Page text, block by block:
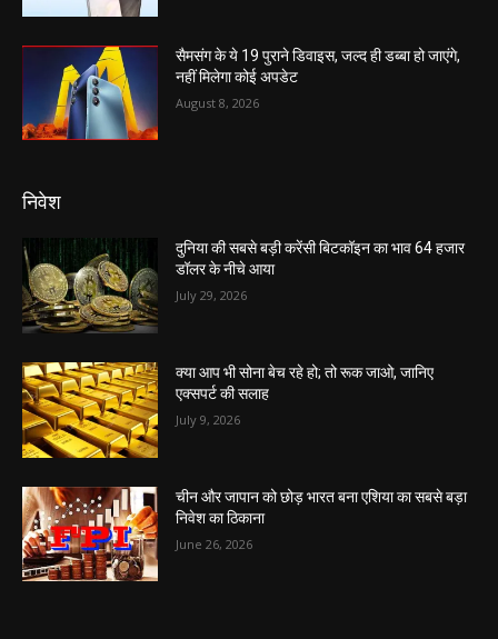
सैमसंग के ये 19 पुराने डिवाइस, जल्द ही डब्बा हो जाएंगे,
नहीं मिलेगा कोई अपडेट
August 8, 2026
निवेश
दुनिया की सबसे बड़ी करेंसी बिटकॉइन का भाव 64 हजार
डॉलर के नीचे आया
July 29, 2026
क्या आप भी सोना बेच रहे हो; तो रूक जाओ, जानिए
एक्सपर्ट की सलाह
July 9, 2026
चीन और जापान को छोड़ भारत बना एशिया का सबसे बड़ा
निवेश का ठिकाना
June 26, 2026